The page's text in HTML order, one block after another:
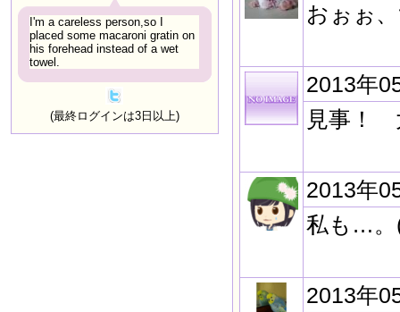
I'm a careless person,so I
placed some macaroni gratin on
his forehead instead of a wet
towel.
(最終ログインは3日以上)
おぉぉ
2013年
見事！
2013年
私も…。
2013年